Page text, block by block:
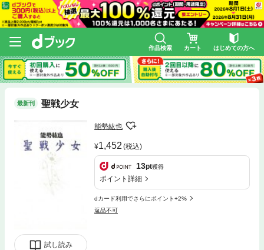
作品検索 カート はじめての方へ
最新刊 聖戦少女
試し読み
能勢紘也
1,452 (税込)
13pt獲得
ポイント詳細
dカード利用でさらにポイント+2%
返品不可